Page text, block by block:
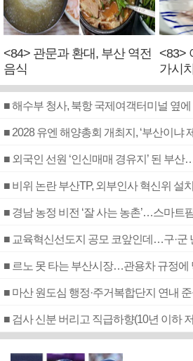
<84> 관문과 환대, 부산 역전
음식
<83>
가시치
■ 해수부 청사, 북항 국제여객터미널 옆
■ 2028 유엔 해양총회 개최지, ‘부산이냐
■ 외국인 선원 ‘인신매매 경유지’ 된 부
■ 비위 논란 부산TP, 외부인사 혁신위 설치
■ 경남 농정 비전 ‘잘 사는 농촌’…스마트
■ 교육혁신선도지 공모 코앞인데…구·군
■ 르노 못 타는 부산시장…관용차 규정에
■ 마산 원도심 행정·주거복합단지 연내